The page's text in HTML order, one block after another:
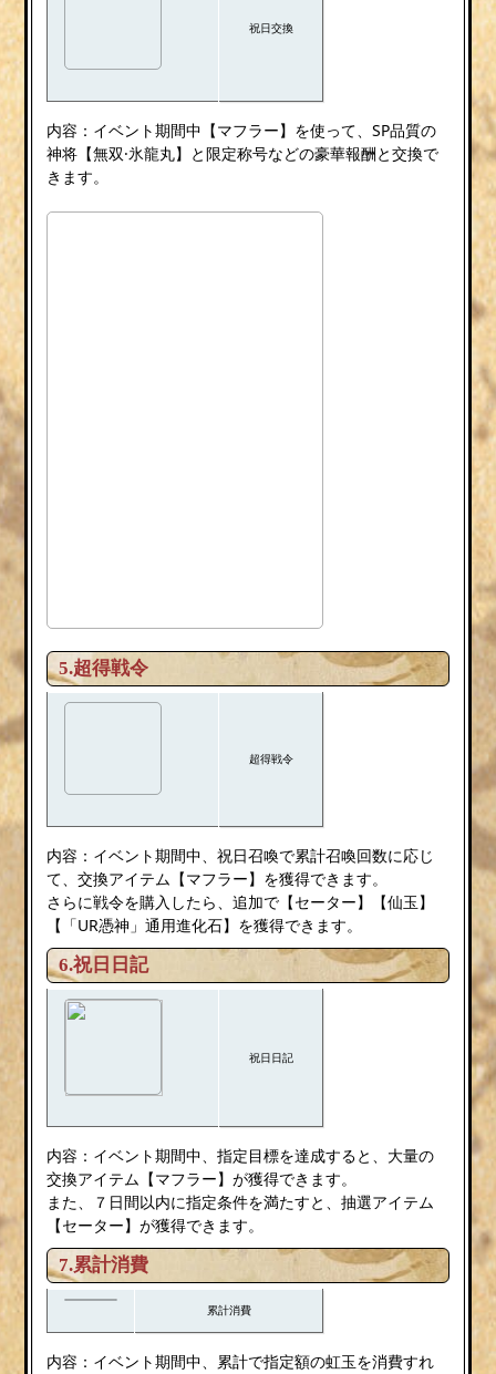
祝日交換
内容：イベント期間中【マフラー】を使って、SP品質の
神将【無双·氷龍丸】と限定称号などの豪華報酬と交換で
きます。
5.超得戦令
超得戦令
内容：イベント期間中、祝日召喚で累計召喚回数に応じ
て、交換アイテム【マフラー】を獲得できます。
さらに戦令を購入したら、追加で【セーター】【仙玉】
【「UR憑神」通用進化石】を獲得できます。
6.祝日日記
祝日日記
内容：イベント期間中、指定目標を達成すると、大量の
交換アイテム【マフラー】が獲得できます。
また、７日間以内に指定条件を満たすと、抽選アイテム
【セーター】が獲得できます。
7.累計消費
累計消費
内容：イベント期間中、累計で指定額の虹玉を消費すれ